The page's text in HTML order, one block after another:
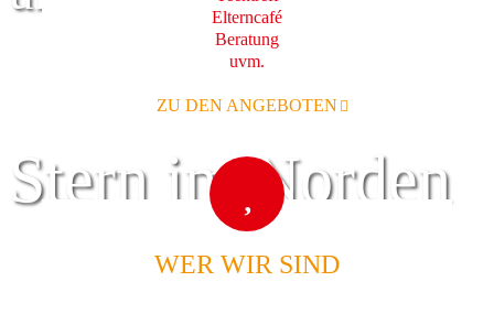
Stern im Norden
Elterncafé
Beratung
uvm.
ZU DEN ANGEBOTEN
WER WIR SIND